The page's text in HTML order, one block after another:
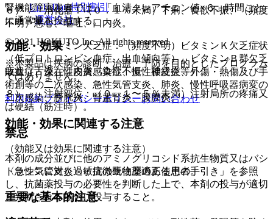
６）． 消化器：（０．１％未満）下痢、食欲不振、（頻度
不明）悪心、嘔吐、口内炎。
７）． ビタミン欠乏症：（頻度不明）ビタミンＫ欠乏症状
（低プロトロンビン血症、出血傾向等）、ビタミンＢ群欠乏
症状（舌炎、口内炎、食欲不振、神経炎等）。
８）． 注射部位：（０．１〜５％未満）注射局所の疼痛又
は硬結（筋注時）。
禁忌
本剤の成分並びに他のアミノグリコシド系抗生物質又はバシ
トラシンに対し過敏症の既往歴のある患者。
重要な基本的注意
腎機能障害患者では、「血清クレアチニン値×６」時間ごと
に通常量を投与する。
効能・効果
敗血症、深在性皮膚感染症、慢性膿皮症、外傷・熱傷及び手
術創等の二次感染、急性気管支炎、肺炎、慢性呼吸器病変の
二次感染、膀胱炎、腎盂腎炎、腹膜炎。
効能・効果に関連する注意
（効能又は効果に関連する注意）
〈急性気管支炎〉「抗微生物薬適正使用の手引き」を参照
し、抗菌薬投与の必要性を判断した上で、本剤の投与が適切
と判断される場合に投与すること。
UpToDate特別割引
運営会社
© 2021 HOKUTO Inc. All rights reserved.
※本製品は疾病の診断・治療・予防を目的としたプログラム
ではありません。
利用規約プライバシーポリシーお問い合わせ